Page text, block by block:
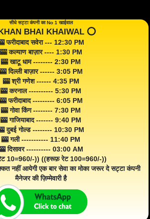
सीधे सट्टा कंपनी का No 1 खाईवाल
BHAI KHAIWAL ⭕️
फरीदाबाद सवेरा --- 12:30 PM
🎰 कल्याण बाज़ार ---- 1:30 PM
🎰 खाटू धाम -------- 2:30 PM
🎰 दिल्ली बाज़ार ------ 3:05 PM
🎰 श्री गणेश ------ 4:35 PM
🎰 करनाल ---------- 5:30 PM
🎰 फरीदाबाद --------- 6:05 PM
🎰 गोवा किंग -------- 7:30 PM
🎰 गाजियाबाद ------- 9:40 PM
दुबई गोल्ड -------- 10:30 PM
🎰 गली ----------- 11:40 PM
दिसावर ---------- 03:00 AM
10=960/-)) ((हरूफ़ रेट 100=960/-))
नहीं आयेगी एक बार सेवा का मोका जरूर दे सट्टा कंपनी
मैनेजर की ज़िम्मेवारी है